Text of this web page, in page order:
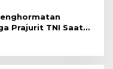
Prajurit TNI Saat
Soekarno-